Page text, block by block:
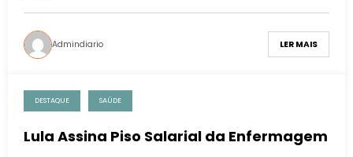
Admindiario LER MAIS
DESTAQUE SAÚDE
Lula Assina Piso Salarial da Enfermagem